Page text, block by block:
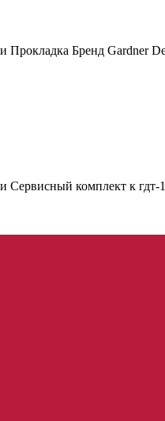
Прокладка Бренд Gardner
Сервисный комплект к